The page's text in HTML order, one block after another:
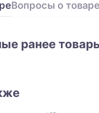
Вопросы о
ранее